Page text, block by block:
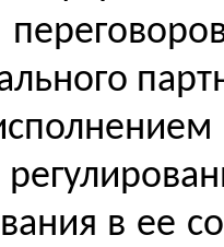
в ее